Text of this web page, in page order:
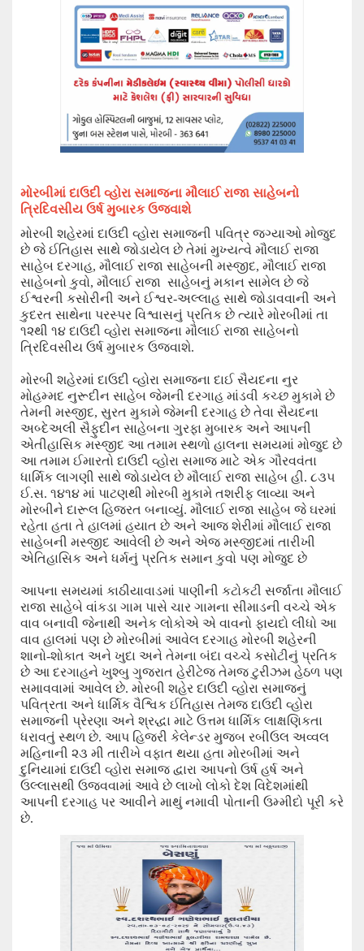
મોરબીમાં દાઉદી વ્હોરા સમાજના મૌલાઈ રાજા સાહેબનો
ત્રિદિવસીય ઉર્ષ મુબારક ઉજવાશે
મોરબી શહેરમાં દાઉદી વ્હોરા સમાજની પવિત્ર જગ્યાઓ મોજુદ
છે જે ઈતિહાસ સાથે જોડાયેલ છે તેમાં મુખ્યત્વે મૌલાઈ રાજા
સાહેબ દરગાહ, મૌલાઈ રાજા સાહેબની મસ્જીદ, મૌલાઈ રાજા
સાહેબનો કુવો, મૌલાઈ રાજા સાહેબનું મકાન સામેલ છે જે
ઈશ્વરની કસોરીની અને ઈશ્વર-અલ્લાહ સાથે જોડાવવાની અને
કુદરત સાથેના પરસ્પર વિશ્વાસનું પ્રતિક છે ત્યારે મોરબીમાં તા
૧૨થી ૧૪ દાઉદી વ્હોરા સમાજના મૌલાઈ રાજા સાહેબનો
ત્રિદિવસીય ઉર્ષ મુબારક ઉજવાશે.
મોરબી શહેરમાં દાઉદી વ્હોરા સમાજના દાઈ સૈયદના નુર
મોહમ્મદ નુરૂદીન સાહેબ જેમની દરગાહ માંડવી કચ્છ મુકામે છે
તેમની મસ્જીદ, સુરત મુકામે જેમની દરગાહ છે તેવા સૈયદના
અબ્દેઅલી સૈફુદીન સાહેબના ગુરફા મુબારક અને આપની
એતીહાસિક મસ્જીદ આ તમામ સ્થળો હાલના સમયમાં મોજુદ છે
આ તમામ ઈમારતો દાઉદી વ્હોરા સમાજ માટે એક ગૌરવવંતા
ધાર્મિક લાગણી સાથે જોડાયેલ છે મૌલાઈ રાજા સાહેબ હી. ૮૩૫
ઈ.સ. ૧૪૧૪ માં પાટણથી મોરબી મુકામે તશરીફ લાવ્યા અને
મોરબીને દારૂલ હિજરત બનાવ્યું. મૌલાઈ રાજા સાહેબ જે ઘરમાં
રહેતા હતા તે હાલમાં હયાત છે અને આજ શેરીમાં મૌલાઈ રાજા
સાહેબની મસ્જીદ આવેલી છે અને એજ મસ્જીદમાં તારીખી
એતિહાસિક અને ધર્મનું પ્રતિક સમાન કુવો પણ મોજુદ છે
આપના સમયમાં કાઠીયાવાડમાં પાણીની કટોકટી સર્જાતા મૌલાઈ
રાજા સાહેબે વાંકડા ગામ પાસે ચાર ગામના સીમાડની વચ્ચે એક
વાવ બનાવી જેનાથી અનેક લોકોએ એ વાવનો ફાયદો લીધો આ
વાવ હાલમાં પણ છે મોરબીમાં આવેલ દરગાહ મોરબી શહેરની
શાનો-શોકાત અને ખુદા અને તેમના બંદા વચ્ચે કસોટીનું પ્રતિક
છે આ દરગાહને ખુશ્બુ ગુજરાત હેરીટેજ તેમજ ટુરીઝમ હેઠળ પણ
સમાવવામાં આવેલ છે. મોરબી શહેર દાઉદી વ્હોરા સમાજનું
પવિત્રતા અને ધાર્મિક વૈશ્વિક ઈતિહાસ તેમજ દાઉદી વ્હોરા
સમાજની પ્રેરણા અને શ્રદ્ધા માટે ઉત્તમ ધાર્મિક લાક્ષણિકતા
ધરાવતું સ્થળ છે. આપ હિજરી કેલેન્ડર મુજબ રબીઉલ અવ્વલ
મહિનાની ૨૩ મી તારીખે વફાત થયા હતા મોરબીમાં અને
દુનિયામાં દાઉદી વ્હોરા સમાજ દ્વારા આપનો ઉર્ષ હર્ષ અને
ઉલ્લાસથી ઉજવવામાં આવે છે લાખો લોકો દેશ વિદેશમાંથી
આપની દરગાહ પર આવીને માથું નમાવી પોતાની ઉમ્મીદો પૂરી કરે
છે.